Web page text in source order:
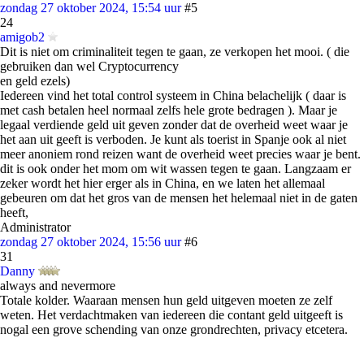
zondag 27 oktober 2024, 15:54 uur #5
24
amigob2
Dit is niet om criminaliteit tegen te gaan, ze verkopen het mooi. ( die
gebruiken dan wel Cryptocurrency
en geld ezels)
Iedereen vind het total control systeem in China belachelijk ( daar is
met cash betalen heel normaal zelfs hele grote bedragen ). Maar je
legaal verdiende geld uit geven zonder dat de overheid weet waar je
het aan uit geeft is verboden. Je kunt als toerist in Spanje ook al niet
meer anoniem rond reizen want de overheid weet precies waar je bent.
dit is ook onder het mom om wit wassen tegen te gaan. Langzaam er
zeker wordt het hier erger als in China, en we laten het allemaal
gebeuren om dat het gros van de mensen het helemaal niet in de gaten
heeft,
Administrator
zondag 27 oktober 2024, 15:56 uur #6
31
Danny
always and nevermore
Totale kolder. Waaraan mensen hun geld uitgeven moeten ze zelf
weten. Het verdachtmaken van iedereen die contant geld uitgeeft is
nogal een grove schending van onze grondrechten, privacy etcetera.